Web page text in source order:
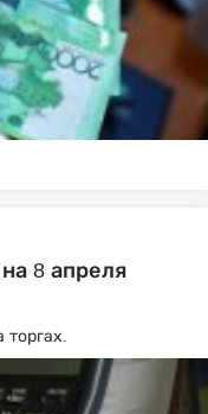
8 апреля